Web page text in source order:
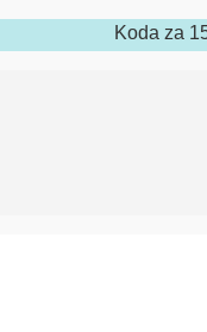
Koda za